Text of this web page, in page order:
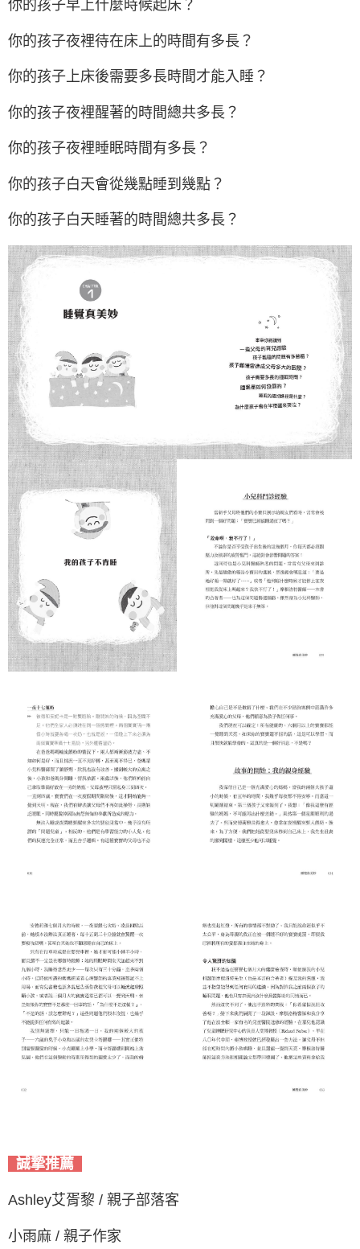
你的孩子早上什麼時候起床？
你的孩子夜裡待在床上的時間有多長？
你的孩子上床後需要多長時間才能入睡？
你的孩子夜裡醒著的時間總共多長？
你的孩子夜裡睡眠時間有多長？
你的孩子白天會從幾點睡到幾點？
你的孩子白天睡著的時間總共多長？
誠摯推薦
Ashley艾胥黎 / 親子部落客
小雨麻 / 親子作家